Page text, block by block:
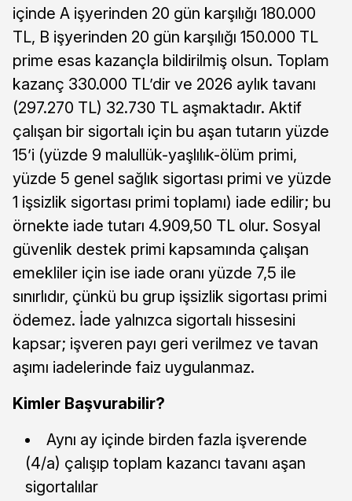
içinde A işyerinden 20 gün karşılığı 180.000
TL, B işyerinden 20 gün karşılığı 150.000 TL
prime esas kazançla bildirilmiş olsun. Toplam
kazanç 330.000 TL’dir ve 2026 aylık tavanı
(297.270 TL) 32.730 TL aşmaktadır. Aktif
çalışan bir sigortalı için bu aşan tutarın yüzde
15’i (yüzde 9 malullük-yaşlılık-ölüm primi,
yüzde 5 genel sağlık sigortası primi ve yüzde
1 işsizlik sigortası primi toplamı) iade edilir; bu
örnekte iade tutarı 4.909,50 TL olur. Sosyal
güvenlik destek primi kapsamında çalışan
emekliler için ise iade oranı yüzde 7,5 ile
sınırlıdır, çünkü bu grup işsizlik sigortası primi
ödemez. İade yalnızca sigortalı hissesini
kapsar; işveren payı geri verilmez ve tavan
aşımı iadelerinde faiz uygulanmaz.
Kimler Başvurabilir?
Aynı ay içinde birden fazla işverende
(4/a) çalışıp toplam kazancı tavanı aşan
sigortalılar